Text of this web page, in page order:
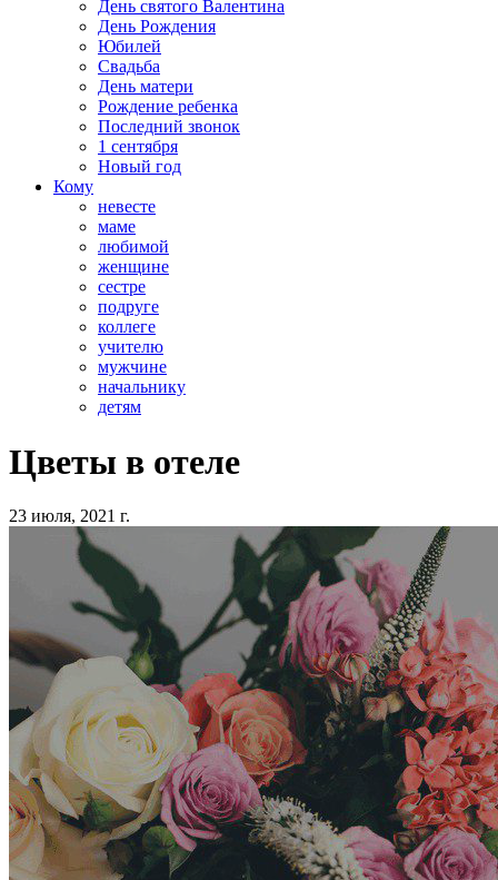
День святого Валентина
День Рождения
Юбилей
Свадьба
День матери
Рождение ребенка
Последний звонок
1 сентября
Новый год
Кому
невесте
маме
любимой
женщине
сестре
подруге
коллеге
учителю
мужчине
начальнику
детям
Цветы в отеле
23 июля, 2021 г.